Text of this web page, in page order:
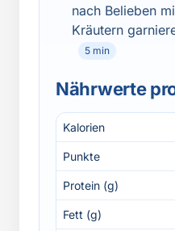
nach Belieben
Kräutern
5 min
Nährwerte
Kalorien
Punkte
Protein (g)
Fett (g)